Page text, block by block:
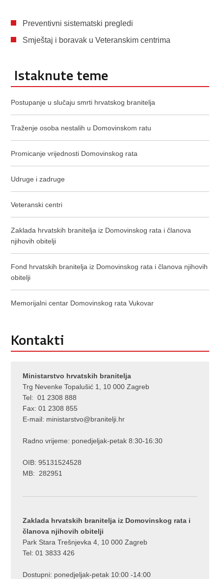
Preventivni sistematski pregledi
Smještaj i boravak u Veteranskim centrima
Istaknute teme
Postupanje u slučaju smrti hrvatskog branitelja
Traženje osoba nestalih u Domovinskom ratu
Promicanje vrijednosti Domovinskog rata
Udruge i zadruge
Veteranski centri
Zaklada hrvatskih branitelja iz Domovinskog rata i članova
njihovih obitelji
Fond hrvatskih branitelja iz Domovinskog rata i članova njihovih
obitelji
Memorijalni centar Domovinskog rata Vukovar
Kontakti
Ministarstvo hrvatskih branitelja
Trg Nevenke Topalušić 1, 10 000 Zagreb
Tel: 01 2308 888
Fax: 01 2308 855
E-mail: ministarstvo@branitelji.hr
Radno vrijeme: ponedjeljak-petak 8:30-16:30
OIB: 95131524528
MB: 282951
Zaklada hrvatskih branitelja iz Domovinskog rata i
članova njihovih obitelji
Park Stara Trešnjevka 4, 10 000 Zagreb
Tel: 01 3833 426
Dostupni: ponedjeljak-petak 10:00 -14:00